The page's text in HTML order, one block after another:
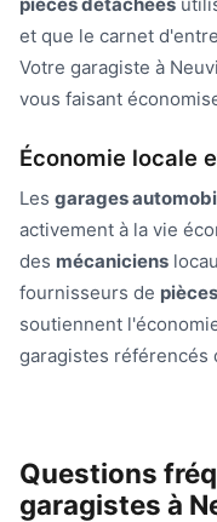
pièces détachées
et que le carnet
Votre garagiste à
vous faisant
Économie locale
Les garages
activement à la vie
des mécaniciens
fournisseurs de
soutiennent
garagistes référencés
Questions
garagistes à